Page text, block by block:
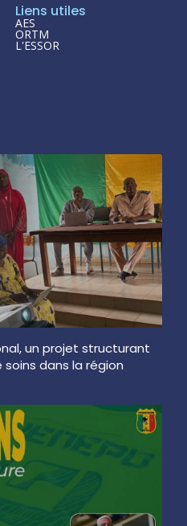
Liens utiles
AES
ORTM
L'ESSOR
un projet structurant
dans la région